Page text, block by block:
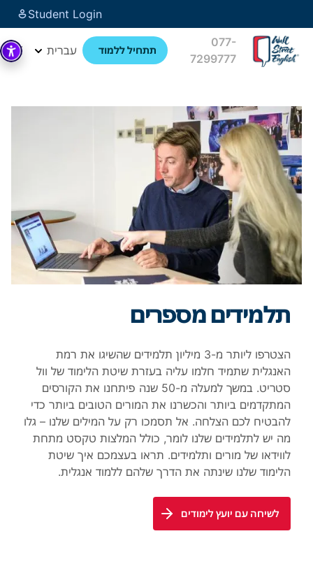
Student Login
077-
7299777
תתחיל ללמוד עברית
תלמידים מספרים
הצטרפו ליותר מ-3 מיליון תלמידים שהשיגו את רמת
האנגלית שתמיד חלמו עליה בעזרת שיטת הלימוד של וול
סטריט. במשך למעלה מ-50 שנה פיתחנו את הקורסים
המתקדמים ביותר והכשרנו את המורים הטובים ביותר כדי
להבטיח לכם הצלחה. אל תסמכו רק על המילים שלנו – גלו
מה יש לתלמידים שלנו לומר, כולל המלצות טקסט מתחת
לווידאו של מורים ותלמידים. תראו בעצמכם איך שיטת
הלימוד שלנו שינתה את הדרך שלהם ללמוד אנגלית.
לשיחה עם יועץ לימודים